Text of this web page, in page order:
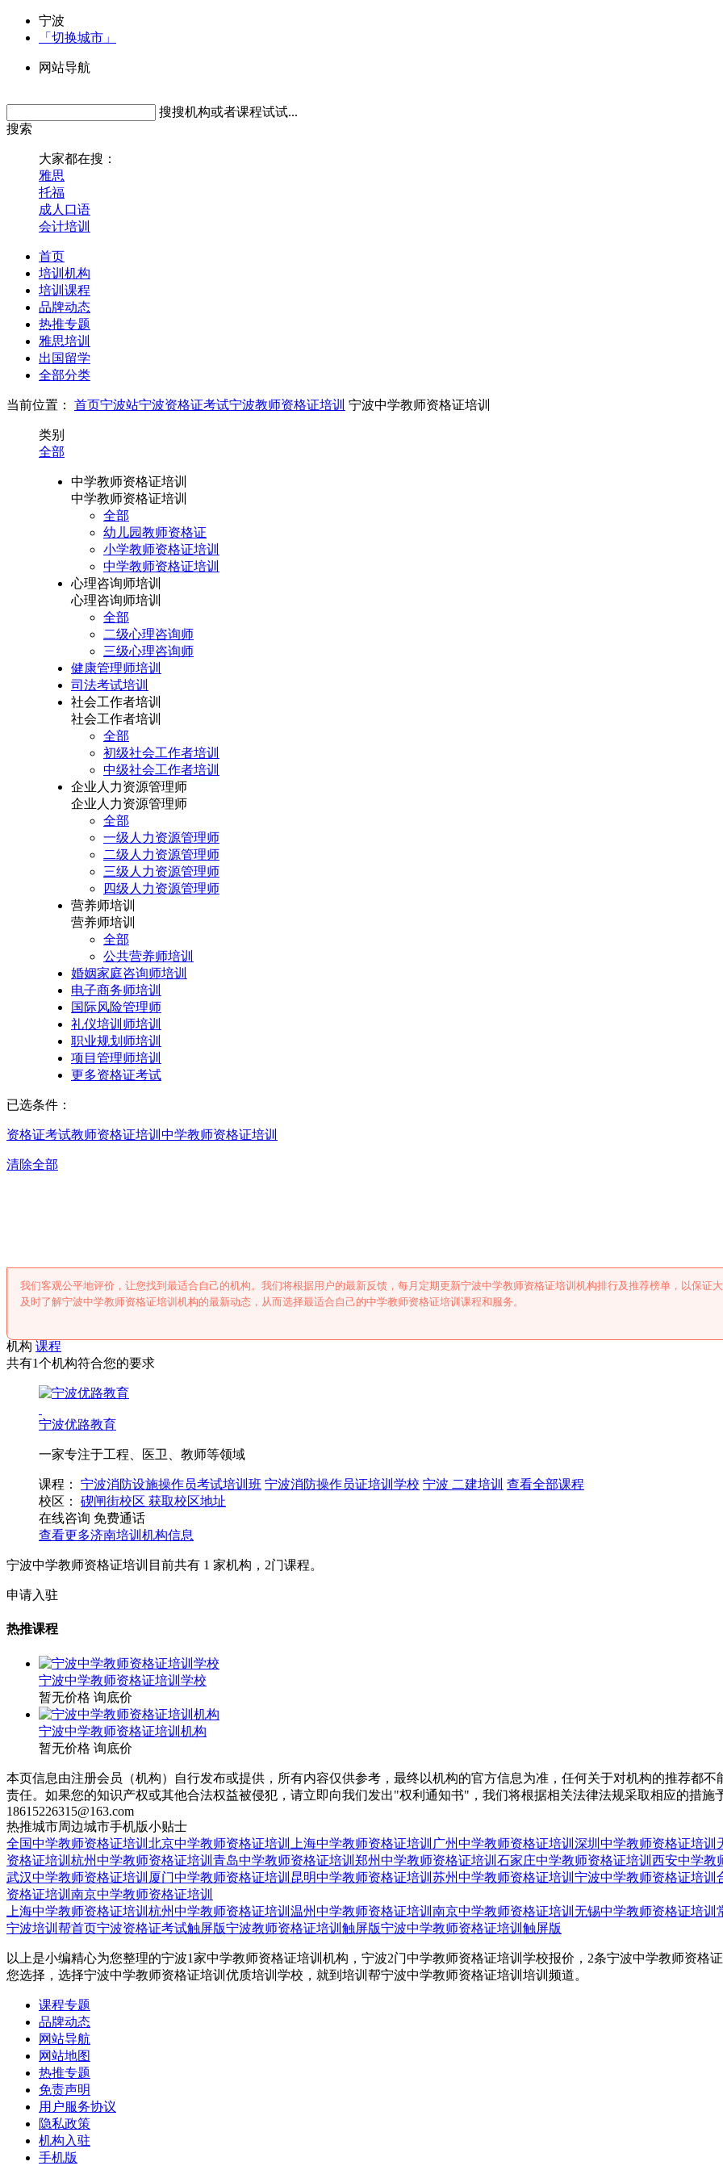
宁波
「切换城市」
网站导航
搜搜机构或者课程试试...
搜索
大家都在搜：
雅思
托福
成人口语
会计培训
首页
培训机构
培训课程
品牌动态
热推专题
雅思培训
出国留学
全部分类
当前位置： 首页宁波站宁波资格证考试宁波教师资格证培训 宁波中学教师资格证培训
类别
全部
中学教师资格证培训
中学教师资格证培训
全部
幼儿园教师资格证
小学教师资格证培训
中学教师资格证培训
心理咨询师培训
心理咨询师培训
全部
二级心理咨询师
三级心理咨询师
健康管理师培训
司法考试培训
社会工作者培训
社会工作者培训
全部
初级社会工作者培训
中级社会工作者培训
企业人力资源管理师
企业人力资源管理师
全部
一级人力资源管理师
二级人力资源管理师
三级人力资源管理师
四级人力资源管理师
营养师培训
营养师培训
全部
公共营养师培训
婚姻家庭咨询师培训
电子商务师培训
国际风险管理师
礼仪培训师培训
职业规划师培训
项目管理师培训
更多资格证考试
已选条件：
资格证考试教师资格证培训 中学教师资格证培训
清除全部
我们客观公平地评价，让您找到最适合自己的机构。我们将根据用户的最新反馈，每月定期更新宁波中学教师资格证培训机构排行及推荐榜单，以保证
及时了解宁波中学教师资格证培训机构的最新动态，从而选择最适合自己的中学教师资格证培训课程和服务。
机构 课程
共有1个机构符合您的要求
宁波优路教育
一家专注于工程、医卫、教师等领域
课程： 宁波消防设施操作员考试培训班 宁波消防操作员证培训学校 宁波 二建培训 查看全部课程
校区：
碶闸街校区 获取校区地址
在线咨询 免费通话
查看更多济南培训机构信息
宁波中学教师资格证培训目前共有 1 家机构， 2门课程。
申请入驻
热推课程
宁波中学教师资格证培训学校
暂无价格 询底价
宁波中学教师资格证培训机构
暂无价格 询底价
本页信息由注册会员（机构）自行发布或提供，所有内容仅供参考，最终以机构的官方信息为准，任何关于对机构的推荐都
责任。如果您的知识产权或其他合法权益被侵犯，请立即向我们发出"权利通知书"，我们将根据相关法律法规采取相应的措
18615226315@163.com
热推城市周边城市手机版小贴士
全国中学教师资格证培训 北京中学教师资格证培训 上海中学教师资格证培训 广州中学教师资格证培训 深圳中学教师资格证培训
资格证培训 杭州中学教师资格证培训 青岛中学教师资格证培训 郑州中学教师资格证培训 石家庄中学教师资格证培训 西安中学教
武汉中学教师资格证培训 厦门中学教师资格证培训 昆明中学教师资格证培训 苏州中学教师资格证培训 宁波中学教师资格证培训
资格证培训 南京中学教师资格证培训
上海中学教师资格证培训 杭州中学教师资格证培训 温州中学教师资格证培训 南京中学教师资格证培训 无锡中学教师资格证培训
宁波培训帮首页宁波资格证考试触屏版宁波教师资格证培训触屏版宁波中学教师资格证培训触屏版
以上是小编精心为您整理的宁波1家中学教师资格证培训机构，宁波2门中学教师资格证培训学校报价，2条宁波中学教师资格
您选择，选择宁波中学教师资格证培训优质培训学校，就到培训帮宁波中学教师资格证培训培训频道。
课程专题
品牌动态
网站导航
网站地图
热推专题
免责声明
用户服务协议
隐私政策
机构入驻
手机版